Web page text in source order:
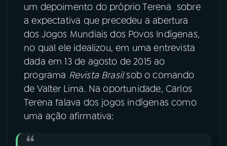
um depoimento do próprio Terena sobre
a expectativa que precedeu a abertura
dos Jogos Mundiais dos Povos Indígenas,
no qual ele idealizou, em uma entrevista
dada em 13 de agosto de 2015 ao
programa Revista Brasilsob o comando
de Valter Lima. Na oportunidade, Carlos
Terena falava dos jogos indígenas como
uma ação afirmativa: